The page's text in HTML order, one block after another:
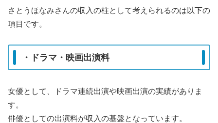
さとうほなみさんの収入の柱として考えられるのは以下の
項目です。
・ドラマ・映画出演料
女優として、ドラマ連続出演や映画出演の実績がありま
す。
俳優としての出演料が収入の基盤となっています。